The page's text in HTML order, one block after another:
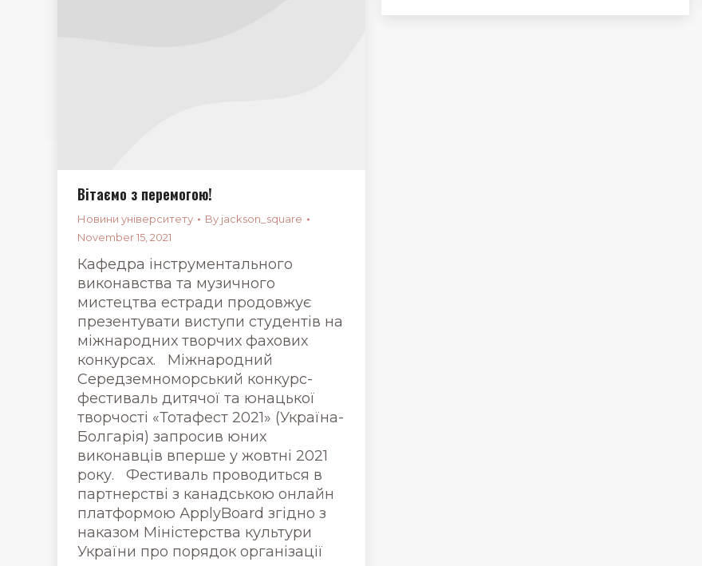
Вітаємо з перемогою!
Новини університету By jackson_square
November 15, 2021
Кафедра інструментального
виконавства та музичного
мистецтва естради продовжує
презентувати виступи студентів на
міжнародних творчих фахових
конкурсах. Міжнародний
Середземноморський конкурс-
фестиваль дитячої та юнацької
творчості «Тотафест 2021» (Україна-
Болгарія) запросив юних
виконавців вперше у жовтні 2021
року. Фестиваль проводиться в
партнерстві з канадською онлайн
платформою АpplyBoard згідно з
наказом Міністерства культури
України про порядок організації